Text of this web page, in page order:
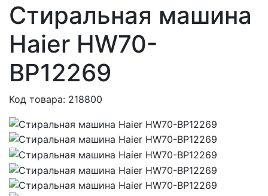
Стиральная машина
Haier HW70-
BP12269
Код товара: 218800